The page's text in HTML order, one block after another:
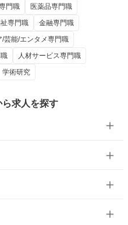
門職
医薬品専門職
専門職
金融専門職
/芸能/エンタメ専門職
人材サービス専門職
学術研究
ら求人を探す